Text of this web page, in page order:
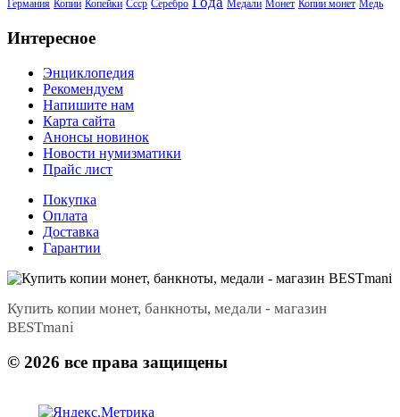
Германия Копии Копейки Ссср Серебро Медали Монет Копии монет Медь
Интересное
Энциклопедия
Рекомендуем
Напишите нам
Карта сайта
Анонсы новинок
Новости нумизматики
Прайс лист
Покупка
Оплата
Доставка
Гарантии
Купить копии монет, банкноты, медали - магазин
BESTmani
© 2026 все права защищены